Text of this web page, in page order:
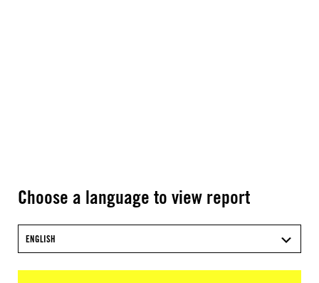
Choose a language to view report
ENGLISH